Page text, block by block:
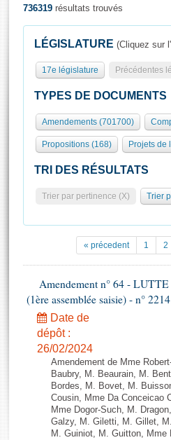
Présidence
577 députés
Groupes politiques
Séance publique
Commissions et autres
Europe et International
Pétitions
Projets de loi
Propositions de loi
Amendements
Textes adoptés
Rapports d'information
Rapports d'enquête
Rapports législatifs
Rapports sur l'application des lois
Rôle et pouvoirs de
Organisation de
Présidence Conférence des
Statistiques et chiffres clés
Documents de référence
( Constitution | Règlement de
Juniors
Anciennes législatures
Liens vers les sites publics
Visiter l'Assemblée
Visite virtuelle du palais
Assister à une séance
La Bibliothèque
Contacts et plan d'accès
Photos libres de droit
736319 résultats trouvés
LÉGISLATURE (Cliquez sur
17e législature Précédentes
TYPES DE DOCUMENTS
Amendements (701700)
Propositions (168) Projets de
TRI DES RÉSULTATS
Trier par pertinence (X) Trier
« précedent 1 2
Amendement n° 64 -
(1ère assemblée saisie) - n° 2214
Date de
dépôt :
26/02/2024
Amendement de Mme
Baubry, M. Beaurain, M.
Bordes, M. Bovet, M.
Cousin, Mme Da Conceicao
Mme Dogor-Such, M.
Galzy, M. Giletti, M. Gillet,
M. Guiniot, M. Guitton,